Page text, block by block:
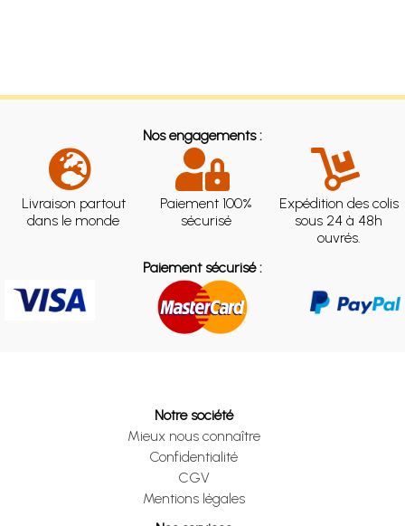
Nos engagements :
Livraison partout
dans le monde
Paiement 100%
sécurisé
Expédition des colis
sous 24 à 48h
ouvrés.
Paiement sécurisé :
Notre société
Mieux nous connaître
Confidentialité
CGV
Mentions légales